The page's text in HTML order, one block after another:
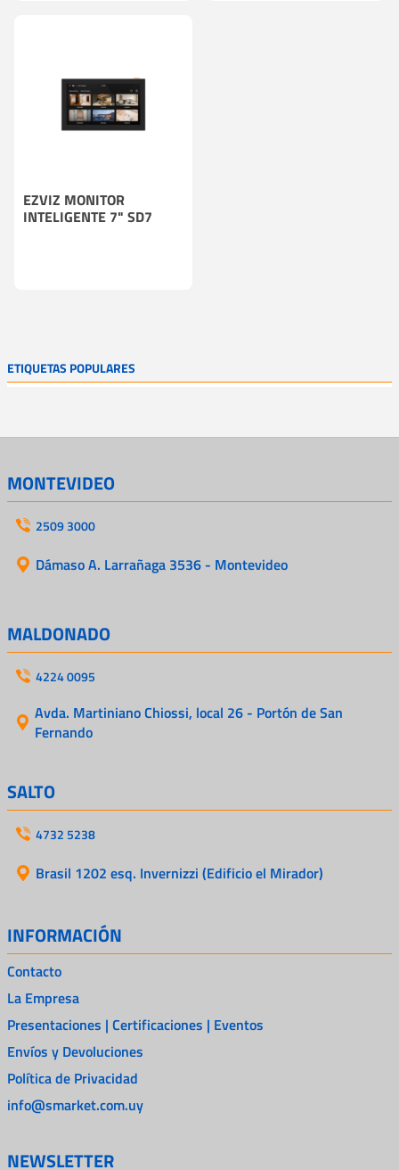
EZVIZ MONITOR
INTELIGENTE 7" SD7
ETIQUETAS POPULARES
MONTEVIDEO
2509 3000
Dámaso A. Larrañaga 3536 - Montevideo
MALDONADO
4224 0095
Avda. Martiniano Chiossi, local 26 - Portón de San
Fernando
SALTO
4732 5238
Brasil 1202 esq. Invernizzi (Edificio el Mirador)
INFORMACIÓN
Contacto
La Empresa
Presentaciones | Certificaciones | Eventos
Envíos y Devoluciones
Política de Privacidad
info@smarket.com.uy
NEWSLETTER